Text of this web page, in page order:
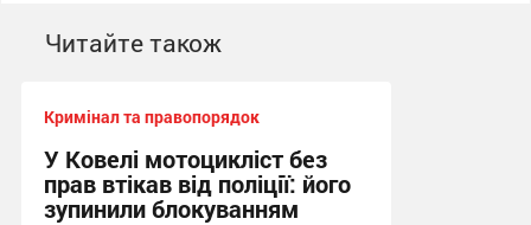
Читайте також
Кримінал та правопорядок
У Ковелі мотоцикліст без
прав втікав від поліції: його
зупинили блокуванням